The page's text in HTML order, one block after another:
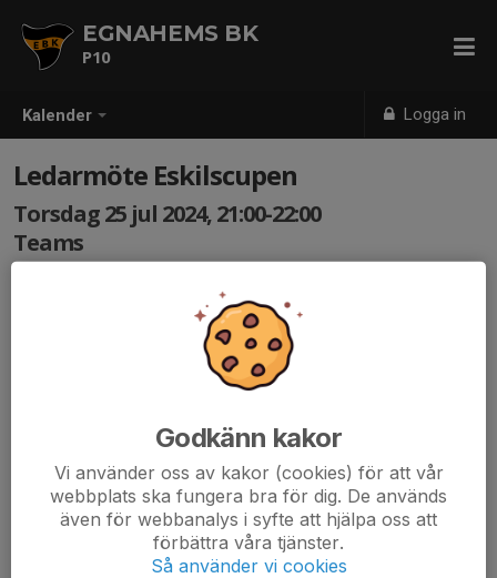
Kalender Logga in
EGNAHEMS BK
P10
Ledarmöte Eskilscupen
Torsdag 25 jul 2024, 21:00-22:00
Teams
Godkänn kakor
Vi använder oss av kakor (cookies) för att vår
webbplats ska fungera bra för dig. De används
även för webbanalys i syfte att hjälpa oss att
förbättra våra tjänster.
Så använder vi cookies